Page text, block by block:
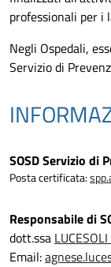
professionali per i
Negli Ospedali,
Servizio di
SOSD Servizio di
Posta certificata:
Responsabile di
dott.ssa
Email: